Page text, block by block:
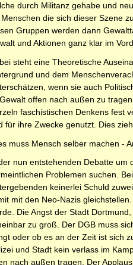
durch Militanz gehabe und
die sich dieser Szene
Gruppen werden dann
und Aktionen ganz klar im
steht eine Theoretische
und dem
wenn sie auch
offen nach außen zu
faschistischen Denkens fest
für ihre Zwecke genutzt. Dies
muss Mensch selber machen -
nun entstehenden Debatte um
Problemen suchen.
keinerlei Schuld
mit den Neo-Nazis
Die Angst der Stadt
zu groß. Der DGB muss
oder ob es an der Zeit ist sich
und Stadt kein verlass im
nach außen tragen. Der